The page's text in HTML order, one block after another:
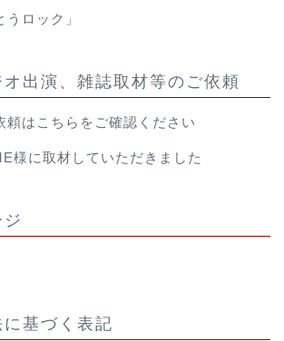
ロック」
出演、雑誌取材等のご依頼
頼は こちら をご確認ください
様に取材していただきました
基づく表記